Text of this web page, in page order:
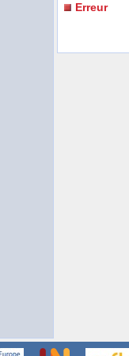
Erreur